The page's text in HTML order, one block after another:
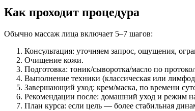
Как проходит процедура
Обычно массаж лица включает 5–7 шагов:
Консультация: уточняем запрос, ощущения,
Очищение кожи.
Подготовка: тоник/сыворотка/масло по
Выполнение техники (классическая или
Завершающий уход: крем/маска, по времени
Рекомендации после: домашний уход и режим
План курса: если цель — более стабильная